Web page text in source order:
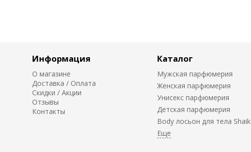
Информация
О магазине
Доставка / Оплата
Скидки / Акции
Отзывы
Контакты
Каталог
Мужская парфюмерия
Женская парфюмерия
Унисекс парфюмерия
Детская парфюмерия
Body лосьон для тела Shaik